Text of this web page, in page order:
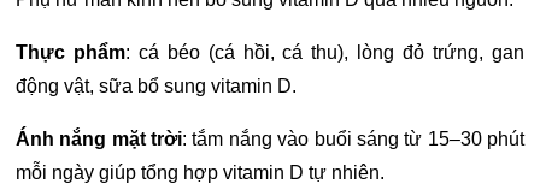
Thực phẩm: cá béo (cá hồi, cá thu), lòng đỏ trứng, gan
động vật, sữa bổ sung vitamin D.
Ánh nắng mặt trời: tắm nắng vào buổi sáng từ 15–30 phút
mỗi ngày giúp tổng hợp vitamin D tự nhiên.